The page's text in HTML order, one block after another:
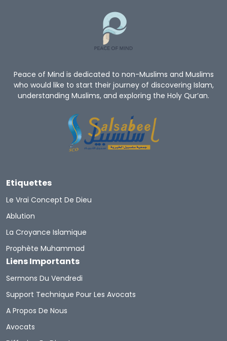
Peace of Mind is dedicated to non-Muslims and Muslims
who would like to start their journey of discovering Islam,
understanding Muslims, and exploring the Holy Qur’an.
Etiquettes
Le Vrai Concept De Dieu
Ablution
La Croyance Islamique
Prophète Muhammad
Liens Importants
Sermons Du Vendredi
Support Technique Pour Les Avocats
A Propos De Nous
Avocats